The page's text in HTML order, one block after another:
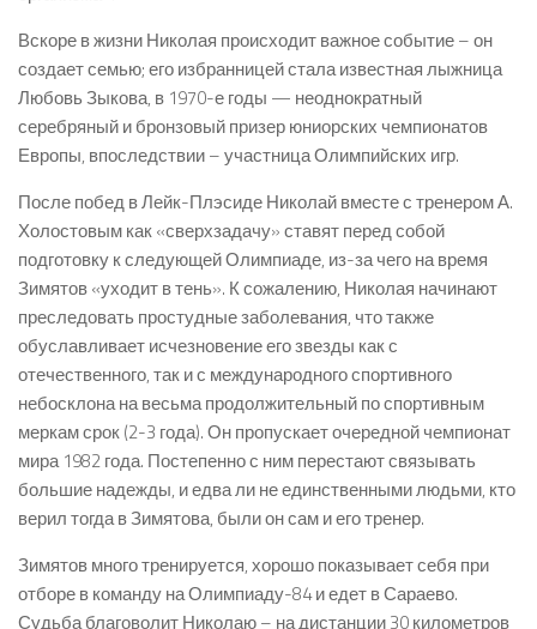
Вскоре в жизни Николая происходит важное событие – он
создает семью; его избранницей стала известная лыжница
Любовь Зыкова, в 1970-е годы — неоднократный
серебряный и бронзовый призер юниорских чемпионатов
Европы, впоследствии – участница Олимпийских игр.
После побед в Лейк-Плэсиде Николай вместе с тренером А.
Холостовым как «сверхзадачу» ставят перед собой
подготовку к следующей Олимпиаде, из-за чего на время
Зимятов «уходит в тень». К сожалению, Николая начинают
преследовать простудные заболевания, что также
обуславливает исчезновение его звезды как с
отечественного, так и с международного спортивного
небосклона на весьма продолжительный по спортивным
меркам срок (2-3 года). Он пропускает очередной чемпионат
мира 1982 года. Постепенно с ним перестают связывать
большие надежды, и едва ли не единственными людьми, кто
верил тогда в Зимятова, были он сам и его тренер.
Зимятов много тренируется, хорошо показывает себя при
отборе в команду на Олимпиаду-84 и едет в Сараево.
Судьба благоволит Николаю – на дистанции 30 километров